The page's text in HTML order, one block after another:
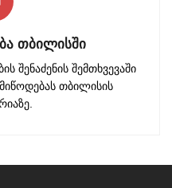
ᲗᲑᲘᲚᲘᲡᲨᲘ
შენაძენის შემთხვევაში
თბილისის